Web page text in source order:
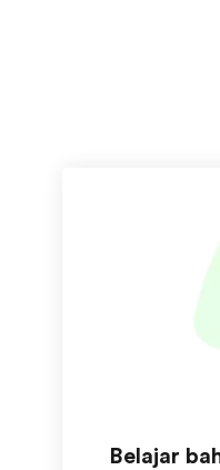
Belajar